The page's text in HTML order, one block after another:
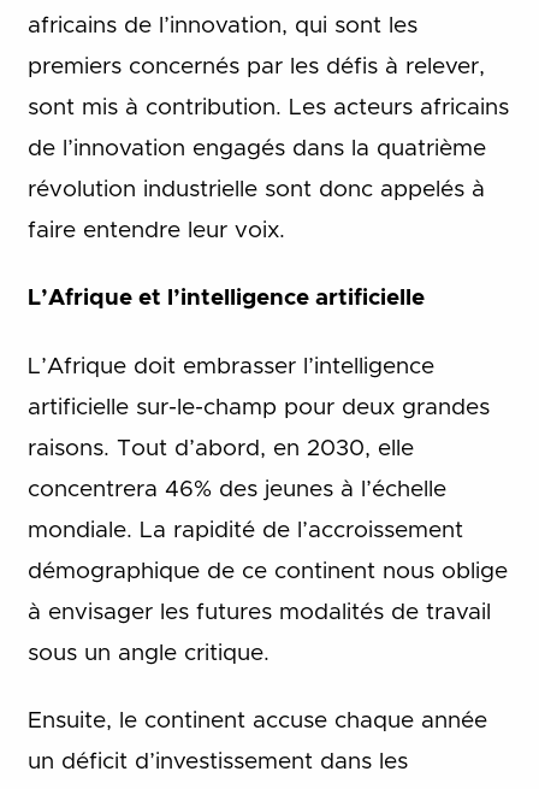
africains de l’innovation, qui sont les
premiers concernés par les défis à relever,
sont mis à contribution. Les acteurs africains
de l’innovation engagés dans la quatrième
révolution industrielle sont donc appelés à
faire entendre leur voix.
L’Afrique et l’intelligence artificielle
L’Afrique doit embrasser l’intelligence
artificielle sur-le-champ pour deux grandes
raisons. Tout d’abord, en 2030, elle
concentrera 46% des jeunes à l’échelle
mondiale. La rapidité de l’accroissement
démographique de ce continent nous oblige
à envisager les futures modalités de travail
sous un angle critique.
Ensuite, le continent accuse chaque année
un déficit d’investissement dans les